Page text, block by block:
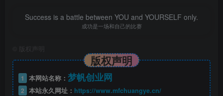
Success is a battle between YOU and YOURSELF only.
成功是一场和自己的比赛
版权声明
版权声明
1 本网站名称： 梦帆创业网
2 本站永久网址： https://www.mfchuangye.cn/